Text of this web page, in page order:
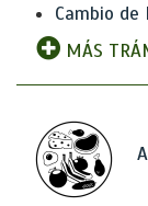
Cambio de
MÁS